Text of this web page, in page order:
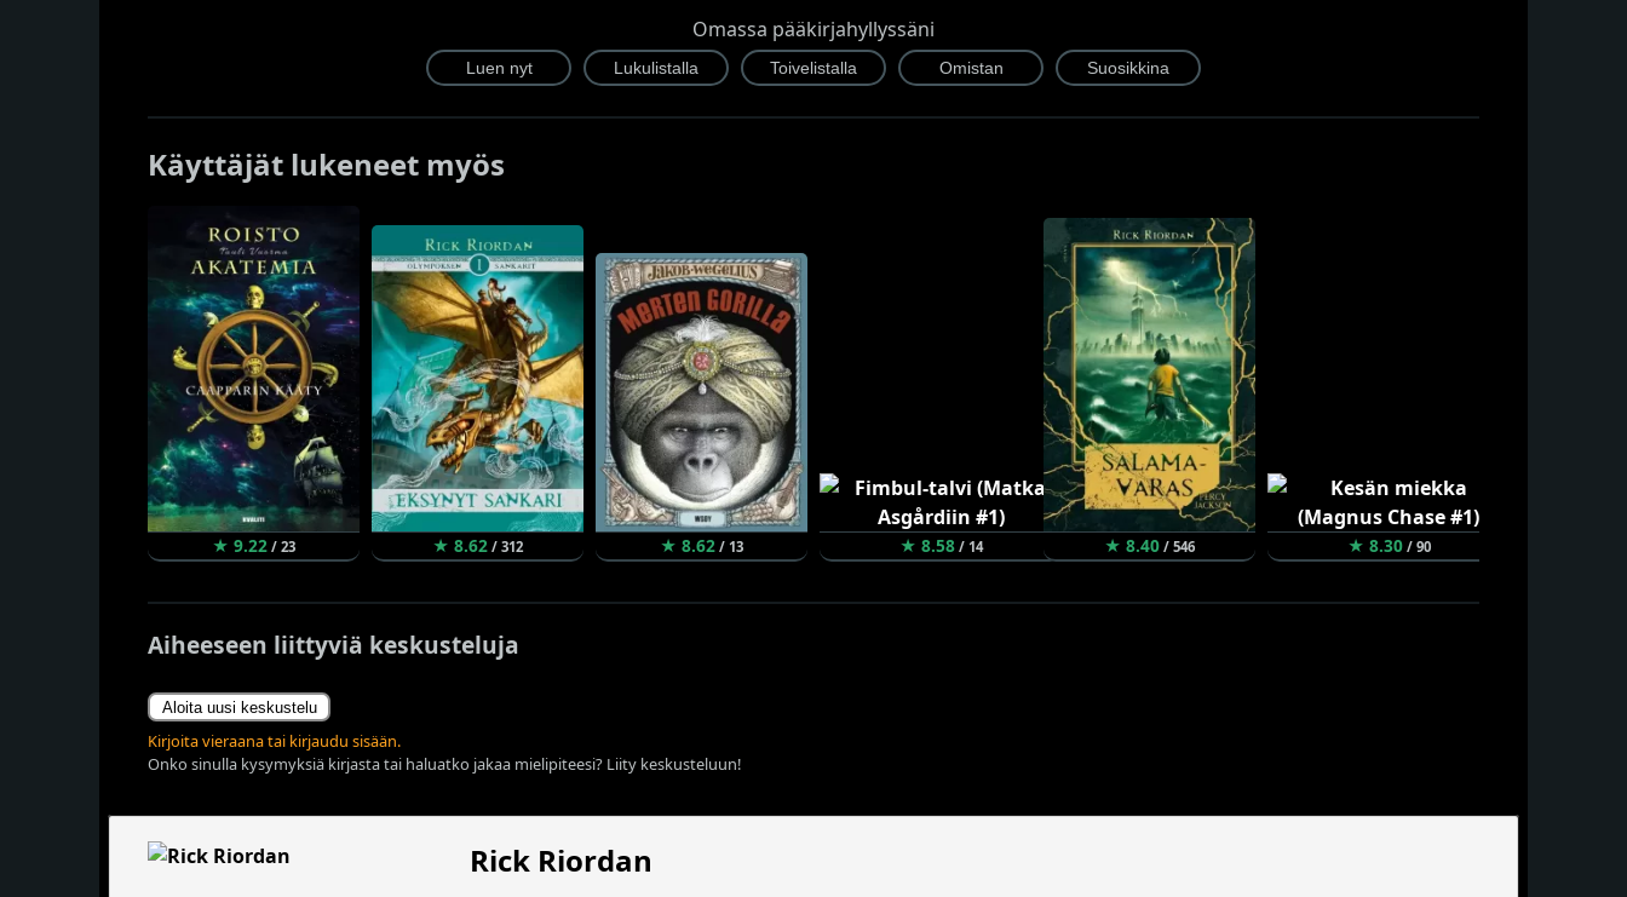
Omassa pääkirjahyllyssäni
Käyttäjät lukeneet myös
★ 9.22 / 23 ★ 8.62 / 312 ★ 8.62 / 13 ★ 8.58/ 14 ★ 8.40 / 546 ★ 8.30/ 90
Aiheeseen liittyviä keskusteluja
Aloita uusi keskustelu
Kirjoita vieraana tai kirjaudu sisään.
Onko sinulla kysymyksiä kirjasta tai haluatko jakaa mielipiteesi? Liity keskusteluun!
Rick Riordan